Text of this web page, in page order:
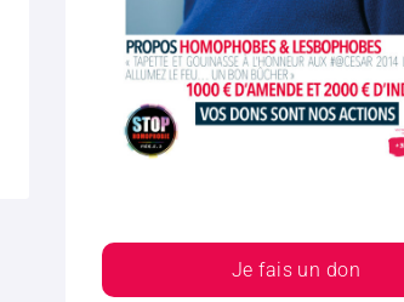
Je fais un don